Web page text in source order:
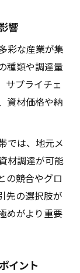
戦略の要
ポイント
工夫
くポイント
材管理法
ントの重
ロセス改
安定供給
の安定性
材選定法
響
彩な産業が集
種類や調達量
サプライチェ
資材価格や納
では、地元メ
材調達が可能
の競合やグロ
先の選択肢が
めがより重要
イント